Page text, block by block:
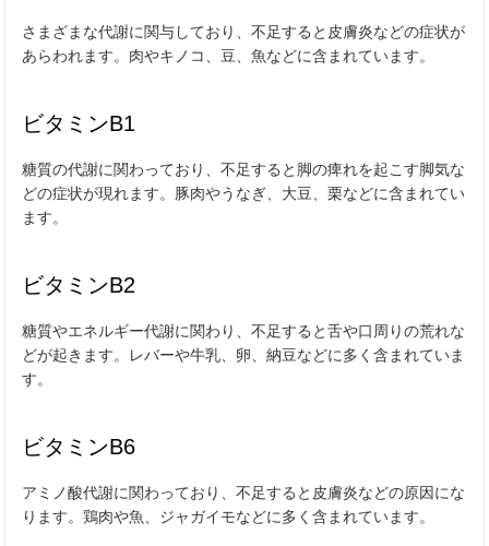
さまざまな代謝に関与しており、不足すると皮膚炎などの症状が
あらわれます。肉やキノコ、豆、魚などに含まれています。
ビタミンB1
糖質の代謝に関わっており、不足すると脚の痺れを起こす脚気な
どの症状が現れます。豚肉やうなぎ、大豆、栗などに含まれてい
ます。
ビタミンB2
糖質やエネルギー代謝に関わり、不足すると舌や口周りの荒れな
どが起きます。レバーや牛乳、卵、納豆などに多く含まれていま
す。
ビタミンB6
アミノ酸代謝に関わっており、不足すると皮膚炎などの原因にな
ります。鶏肉や魚、ジャガイモなどに多く含まれています。